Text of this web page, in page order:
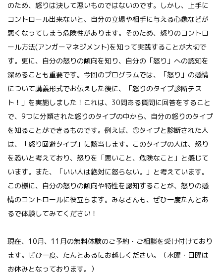
のため、怒りは決して悪いものではないのです。しかし、上手に
コントロール出来ないと、自分の立場や相手に与える心象などが
悪くなってしまう危険性があります。そのため、怒りのコントロ
ール方法(アンガーマネジメント)を知って実践することが大切で
す。更に、自分の怒りの傾向を知り、自分の「怒り」への認知を
深めることも重要です。今回のプログラムでは、「怒り」の感情
について講義形式でお伝えした後に、「怒りのタイプ診断テス
ト！」を実施しました！これは、30問ある質問に回答をすること
で、9つに分類された怒りのタイプの中から、自分の怒りのタイプ
を知ることができるものです。例えば、①タイプと診断された人
は、「怒り回避タイプ」に該当します。このタイプの人は、怒り
を恐いと考えており、怒りを「悪いこと、危険なこと」と感じて
います。また、「いい人は絶対に怒らない。」と考えています。
この様に、自分の怒りの傾向や特性を認知することが、怒りの感
情のコントロールに役立ちます。みなさんも、ぜひ一度たんとあ
るで体験してみてください！
現在、10月、11月の無料体験のご予約・ご相談を受け付けており
ます。ぜひ一度、たんとあるにお越しください。（水曜・日曜は
お休みとなっております。）